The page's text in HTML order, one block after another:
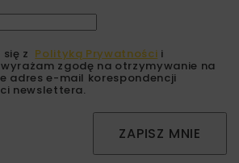
z Polityką Prywatności i
zgodę na otrzymywanie na
adres e-mail korespondencji
newslettera.
ZAPISZ MNIE